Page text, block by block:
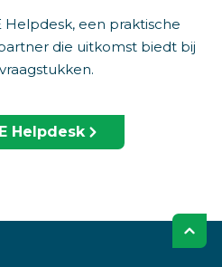
Helpdesk, een praktische
die uitkomst biedt bij
Helpdesk